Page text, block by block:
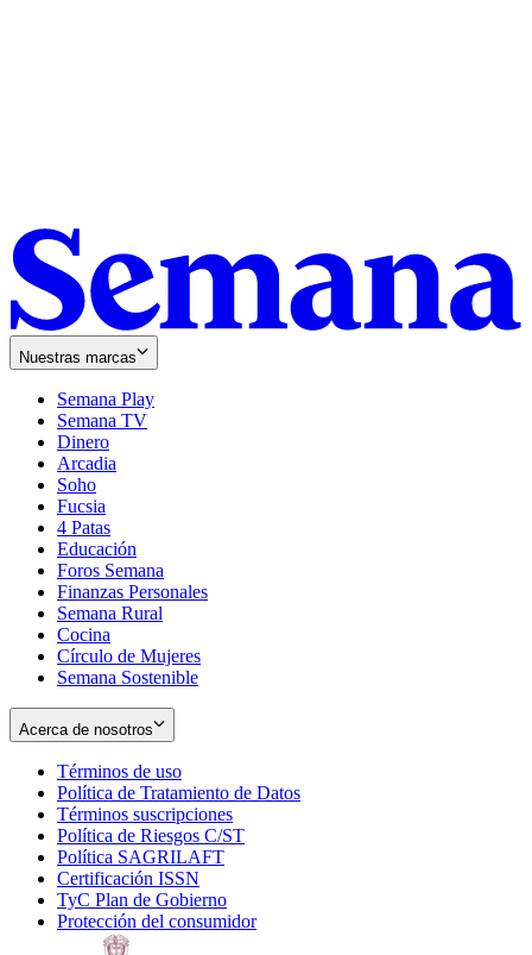
Nuestras marcas
Semana Play
Semana TV
Dinero
Arcadia
Soho
in
new
window
Fucsia
in
new
window
4 Patas
Educación
Foros Semana
Finanzas Personales
Semana Rural
Cocina
Círculo de Mujeres
Semana Sostenible
Acerca de nosotros
Términos de uso
in
new
window
Política de Tratamiento de Datos
Términos suscripciones
in
Política de Riesgos C/ST
Política SAGRILAFT
new
window
Certificación ISSN
in
new
TyC Plan de Gobierno
in
Protección del consumidorOpens